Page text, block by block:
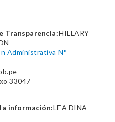
Transparencia:HILLARY
Administrativa N°
33047
información:LEA DINA